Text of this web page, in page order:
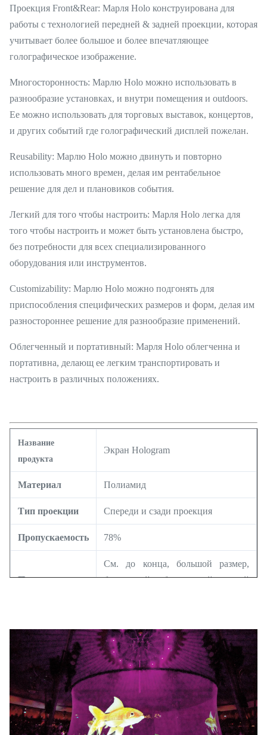
Проекция Front&Rear: Марля Holo конструирована для
работы с технологией передней & задней проекции, которая
учитывает более большое и более впечатляющее
голографическое изображение.
Многосторонность: Марлю Holo можно использовать в
разнообразие установках, и внутри помещения и outdoors.
Ее можно использовать для торговых выставок, концертов,
и других событий где голографический дисплей пожелан.
Reusability: Марлю Holo можно двинуть и повторно
использовать много времен, делая им рентабельное
решение для дел и плановиков события.
Легкий для того чтобы настроить: Марля Holo легка для
того чтобы настроить и может быть установлена быстро,
без потребности для всех специализированного
оборудования или инструментов.
Customizability: Марлю Holo можно подгонять для
приспособления специфических размеров и форм, делая им
разностороннее решение для разнообразие применений.
Облегченный и портативный: Марля Holo облегченна и
портативна, делающ ее легким транспортировать и
настроить в различных положениях.
Название
продукта
Экран Hologram
Материал Полиамид
Тип проекции Спереди и сзади проекция
Пропускаемость 78%
Преимущество
См. до конца, большой размер,
безшовный, облегченный, легкий
Сертификат Огнеупорный класс B2